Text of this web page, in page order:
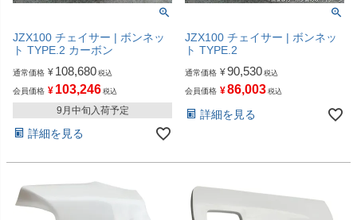
JZX100 チェイサー | ボンネッ
ト TYPE.2 カーボン
通常価格 ¥ 108,680 税込
会員価格 ¥ 103,246 税込
9月中旬入荷予定
詳細を見る
JZX100 チェイサー | ボンネッ
ト TYPE.2
通常価格 ¥90,530 税込
会員価格 ¥86,003 税込
詳細を見る